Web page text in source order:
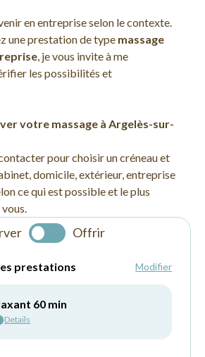
Offrir
en entreprise selon le contexte.
une prestation de type massage
, je vous invite à me
les possibilités et
votre massage à Argelès-sur-
pour choisir un créneau et
domicile, extérieur, entreprise
ce qui est possible et le plus